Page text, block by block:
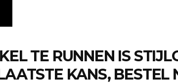
TE RUNNEN IS
KANS, BESTEL